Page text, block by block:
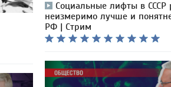
Социальные лифты в СССР
неизмеримо лучше и
РФ | Стрим